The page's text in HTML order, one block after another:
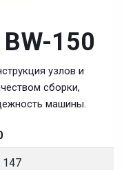
150
узлов и
сборки,
машины.
147